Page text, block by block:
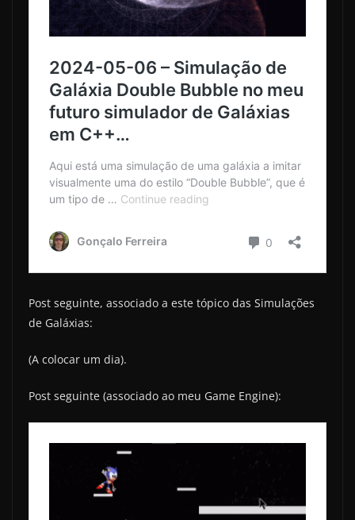
Post seguinte, associado a este tópico das Simulações
de Galáxias:
(A colocar um dia).
Post seguinte (associado ao meu Game Engine):